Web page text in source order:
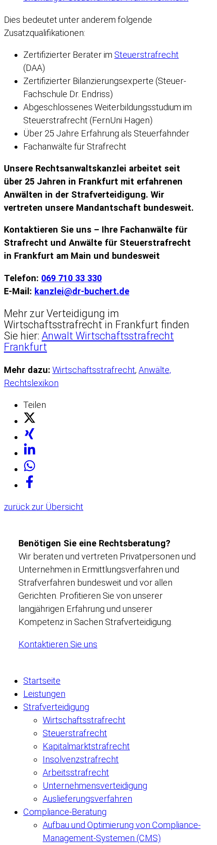
Dies bedeutet unter anderem folgende
Zusatzqualifikationen:
Zertifizierter Berater im Steuerstrafrecht
(DAA)
Zertifizierter Bilanzierungsexperte (Steuer-
Fachschule Dr. Endriss)
Abgeschlossenes Weiterbildungsstudium im
Steuerstrafrecht (FernUni Hagen)
Über 25 Jahre Erfahrung als Steuerfahnder
Fachanwälte für Strafrecht
Unsere Rechtsanwaltskanzlei arbeitet seit
über 25 Jahren in Frankfurt mit erfahrenen
Anwälten in der Strafverteidigung. Wir
vertreten unsere Mandantschaft bundesweit.
Kontaktieren Sie uns – Ihre Fachanwälte für
Strafrecht und Anwälte für Steuerstrafrecht
in Frankfurt am Main und bundesweit
Telefon: 069 710 33 330
E-Mail: kanzlei@dr-buchert.de
Mehr zur Verteidigung im
Wirtschaftsstrafrecht in Frankfurt finden
Sie hier: Anwalt Wirtschaftsstrafrecht
Frankfurt
Mehr dazu: Wirtschaftsstrafrecht, Anwälte,
Rechtslexikon
Teilen
zurück zur Übersicht
Benötigen Sie eine Rechtsberatung?
Wir beraten und vertreten Privatpersonen und
Unternehmen in Ermittlungsverfahren und
Strafverfahren bundesweit und vor allen
Gerichten. Profitieren Sie von unserer
langjährigen Erfahrung und unserer
Kompetenz in Sachen Strafverteidigung.
Kontaktieren Sie uns
Startseite
Leistungen
Strafverteidigung
Wirtschaftsstrafrecht
Steuerstrafrecht
Kapitalmarktstrafrecht
Insolvenzstrafrecht
Arbeitsstrafrecht
Unternehmensverteidigung
Auslieferungsverfahren
Compliance-Beratung
Aufbau und Optimierung von Compliance-
Management-Systemen (CMS)